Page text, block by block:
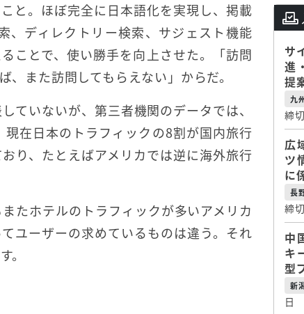
と。ほぼ完全に日本語化を実現し、掲載
、ディレクトリー検索、サジェスト機能
ことで、使い勝手を向上させた。「訪問
また訪問してもらえない」からだ。
ていないが、第三者機関のデータでは、
在日本のトラフィックの8割が国内旅行
り、たとえばアメリカでは逆に海外旅行
たホテルのトラフィックが多いアメリカ
ユーザーの求めているものは違う。それ
。
サ
進
提
九
締
広
ツ
に
長
締
中
キ
型
新
日